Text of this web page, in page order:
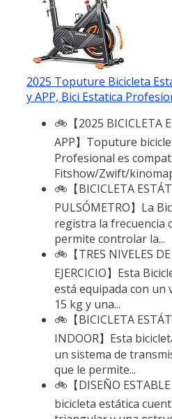
2025 Toputure Bicicleta
y APP, Bici Estatica
🚲【2025 BICICLETA
APP】Toputure
Profesional es
Fitshow/Zwift/
🚲【BICICLETA
PULSÓMETRO】La
registra la frecuencia
permite controlar la...
🚲【TRES NIVELES
EJERCICIO】Esta
está equipada con un
15 kg y una...
🚲【BICICLETA
INDOOR】Esta
un sistema de
que le permite...
🚲【DISEÑO
bicicleta estática